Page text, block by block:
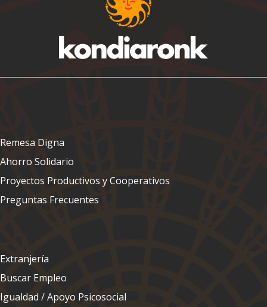
Remesa Digna
Ahorro Solidario
Proyectos Productivos y Cooperativos
Preguntas Frecuentes
Extranjería
Buscar Empleo
Igualdad / Apoyo Psicosocial